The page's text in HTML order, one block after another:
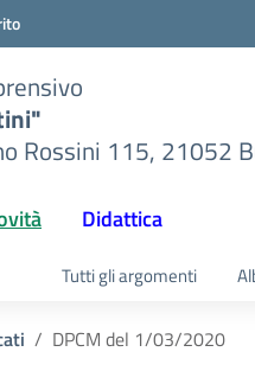
Rossini 115, 21052
Didattica
Tutti gli argomenti
DPCM del 1/03/2020